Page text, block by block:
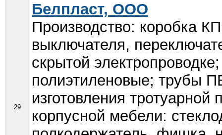
29
Белпласт, ООО
Производство: коробка
выключателя,
скрытой
полиэтиленовые; трубы
изготовления
корпусной мебели: